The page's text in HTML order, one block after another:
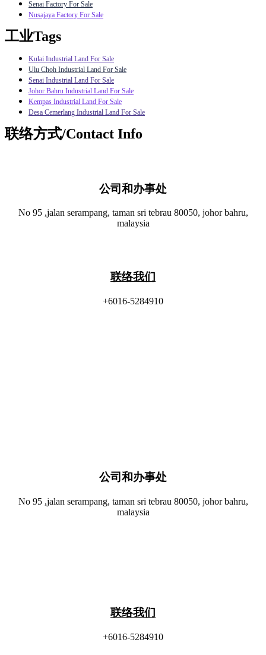
Senai Factory For Sale
Nusajaya Factory For Sale
工业Tags
Kulai Industrial Land For Sale
Ulu Choh Industrial Land For Sale
Senai Industrial Land For Sale
Johor Bahru Industrial Land For Sale
Kempas Industrial Land For Sale
Desa Cemerlang Industrial Land For Sale
联络方式/Contact Info
公司和办事处​
No 95 ,jalan serampang, taman sri tebrau 80050, johor bahru,
malaysia
联络我们
+6016-5284910
公司和办事处​
No 95 ,jalan serampang, taman sri tebrau 80050, johor bahru,
malaysia
联络我们
+6016-5284910